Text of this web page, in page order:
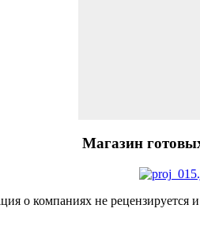
Магазин
компаниях не рецензируется